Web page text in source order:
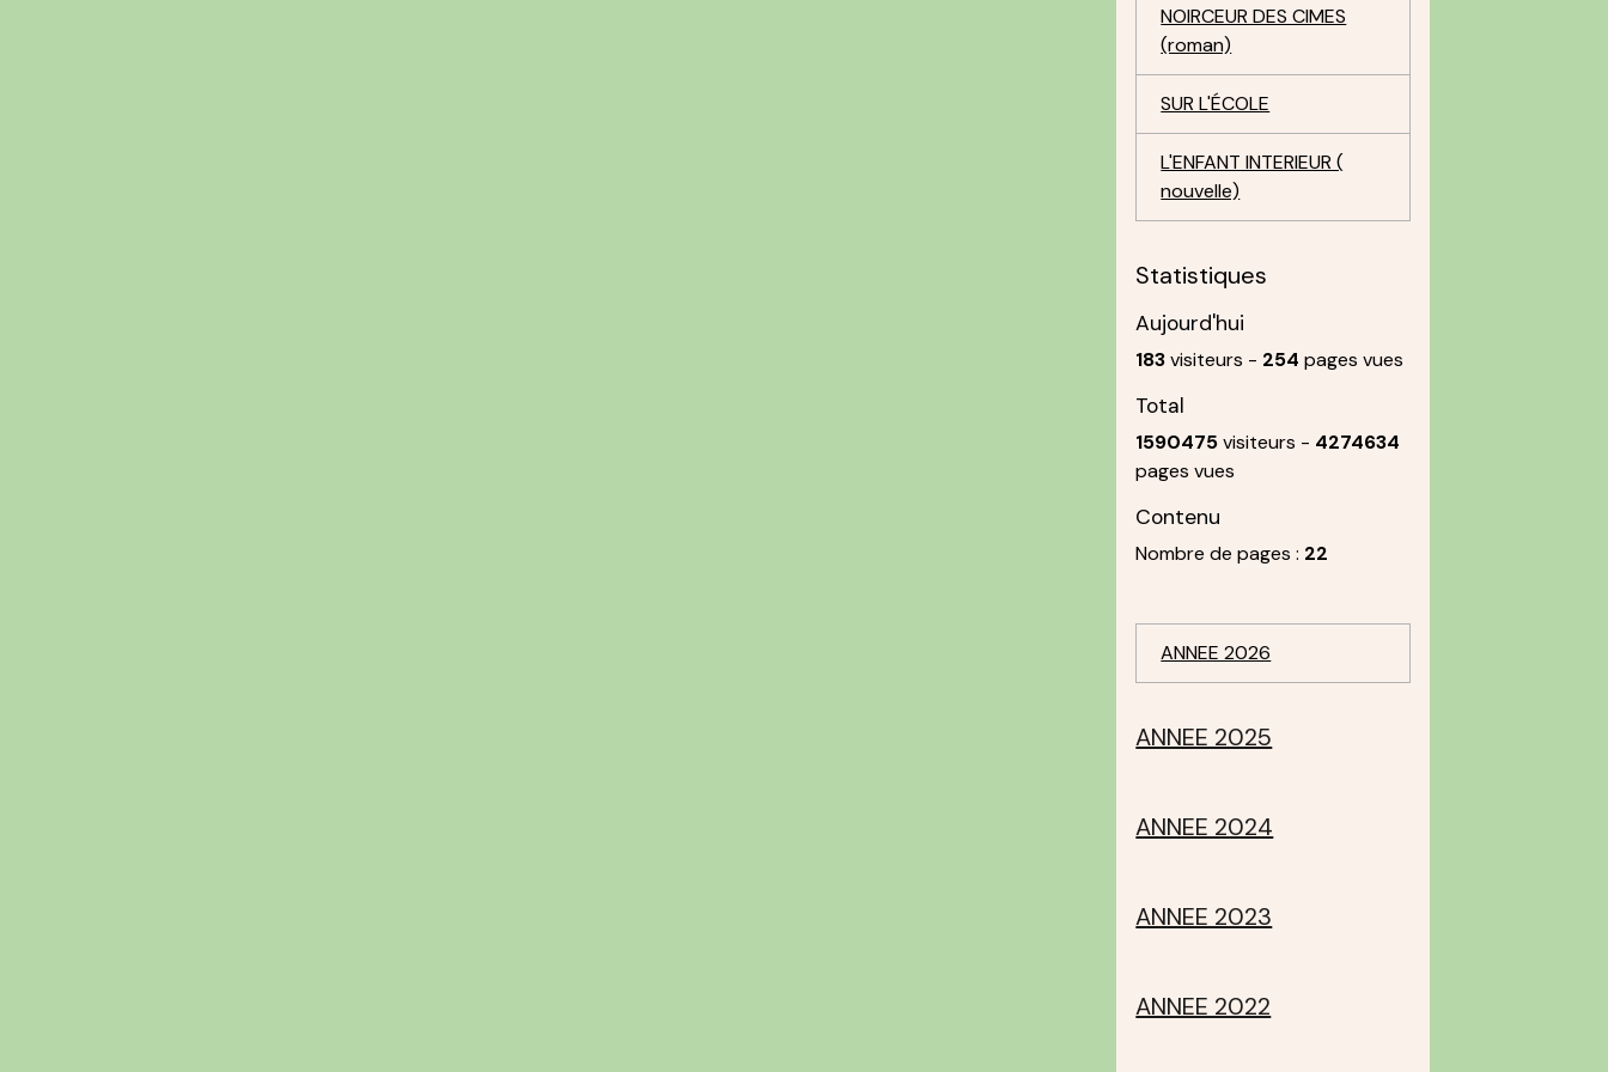
NOIRCEUR DES CIMES
(roman)
SUR L'ÉCOLE
L'ENFANT INTERIEUR (
nouvelle)
Statistiques
Aujourd'hui
183visiteurs - 254 pages vues
Total
1590475visiteurs - 4274634
pages vues
Contenu
Nombre de pages : 22
ANNEE 2026
ANNEE 2025
ANNEE 2024
ANNEE 2023
ANNEE 2022